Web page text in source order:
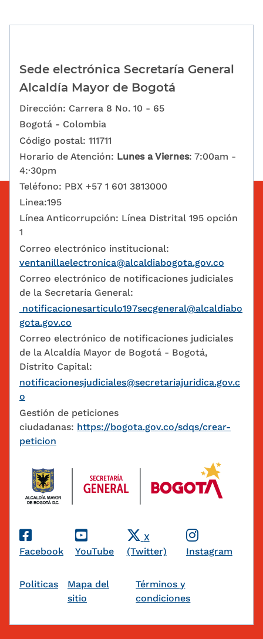
Sede electrónica Secretaría General
Alcaldía Mayor de Bogotá
Dirección: Carrera 8 No. 10 - 65
Bogotá - Colombia
Código postal: 111711
Horario de Atención: Lunes a Viernes: 7:00am -
4:·30pm
Teléfono: PBX +57 1 601 3813000
Linea:195
Línea Anticorrupción: Línea Distrital 195 opción
1
Correo electrónico institucional:
ventanillaelectronica@alcaldiabogota.gov.co
Correo electrónico de notificaciones judiciales
de la Secretaría General:
notificacionesarticulo197secgeneral@alcaldiabo
gota.gov.co
Correo electrónico de notificaciones judiciales
de la Alcaldía Mayor de Bogotá - Bogotá,
Distrito Capital:
notificacionesjudiciales@secretariajuridica.gov.c
o
Gestión de peticiones
ciudadanas: https://bogota.gov.co/sdqs/crear-
peticion
Redes Sociales
Facebook YouTube
X
(Twitter)
Instagram
Pie de página
Politicas
Mapa del
sitio
Términos y
condiciones